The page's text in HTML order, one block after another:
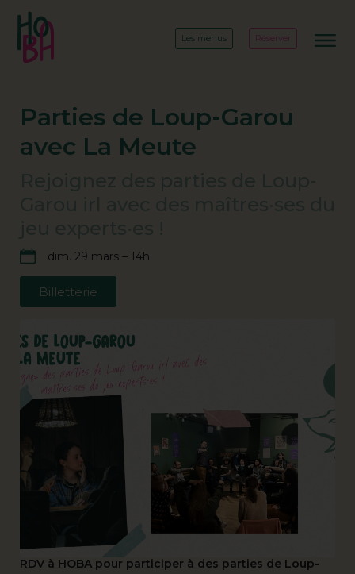
Les menus Réserver
Parties de Loup-Garou
avec La Meute
dim. 29 mars – 14h
Billetterie
RDV à HOBA pour participer à des parties de Loup-